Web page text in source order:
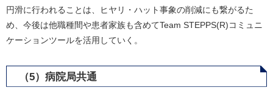
円滑に行われることは、ヒヤリ・ハット事象の削減にも繋がるた
め、今後は他職種間や患者家族も含めてTeam STEPPS(R)コミュニ
ケーションツールを活用していく。
（5）病院局共通